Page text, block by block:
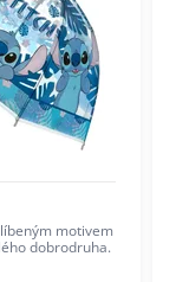
motivem
dobrodruha.